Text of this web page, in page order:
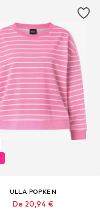
ULLA POPKEN
De 20,94 €